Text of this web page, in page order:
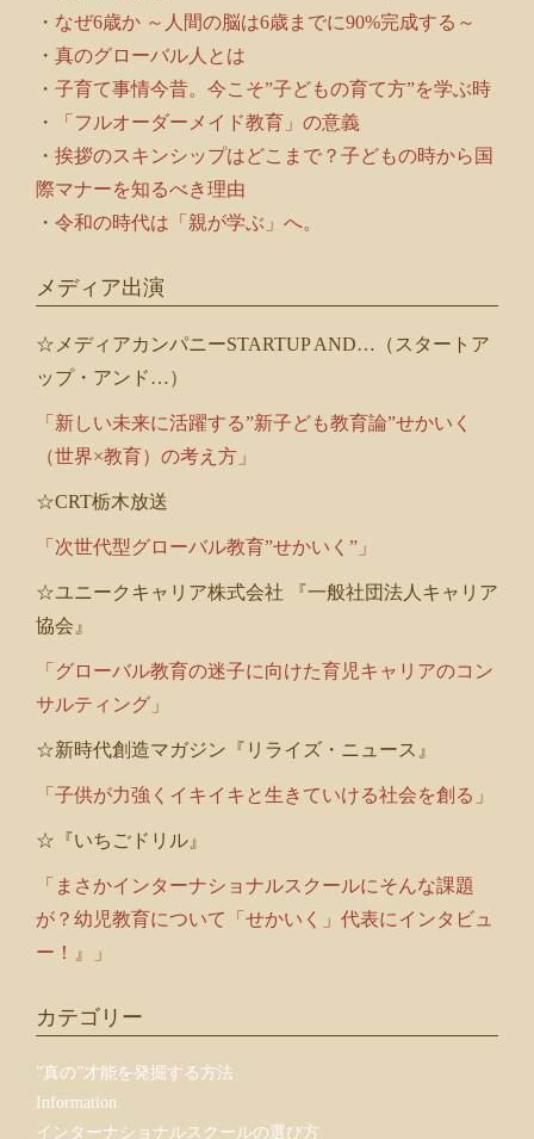
・ なぜ6歳か ～人間の脳は6歳までに90%完成する～
・ 真のグローバル人とは
・ 子育て事情今昔。今こそ”子どもの育て方”を学ぶ時
・
「フルオーダーメイド教育」の意義
・ 挨拶のスキンシップはどこまで？子どもの時から国
際マナーを知るべき理由
・ 令和の時代は「親が学ぶ」へ。
メディア出演
☆メディアカンパニーSTARTUP AND…（スタートア
ップ・アンド…）
「新しい未来に活躍する”新子ども教育論”せかいく
（世界×教育）の考え方」
☆CRT栃木放送
「次世代型グローバル教育”せかいく”」
☆ユニークキャリア株式会社 『一般社団法人キャリア
協会』
「グローバル教育の迷子に向けた育児キャリアのコン
サルティング」
☆新時代創造マガジン『リライズ・ニュース』
「子供が力強くイキイキと生きていける社会を創る」
☆『いちごドリル』
「まさかインターナショナルスクールにそんな課題
が？幼児教育について「せかいく」代表にインタビュ
ー！』」
カテゴリー
”真の”才能を発掘する方法
Information
インターナショナルスクールの選び方